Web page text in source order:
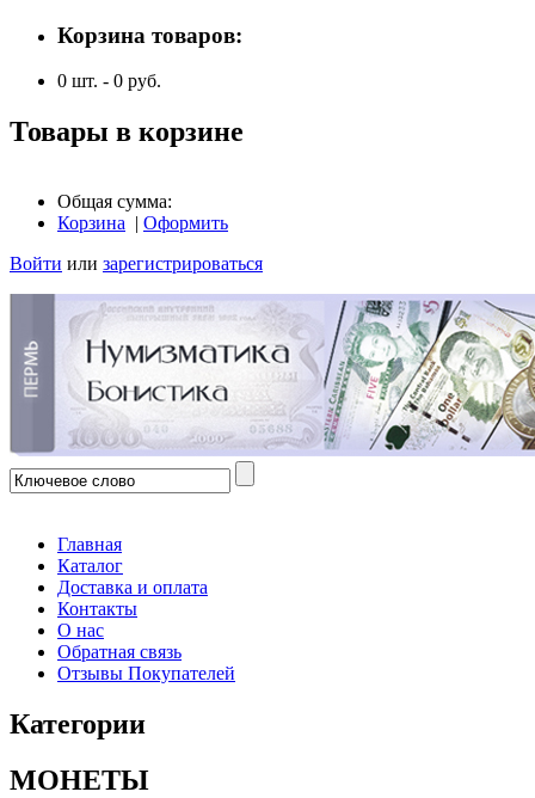
Корзина товаров:
0 шт. - 0 руб.
Товары в корзине
Общая сумма:
Корзина | Оформить
Войти или зарегистрироваться
Главная
Каталог
Доставка и оплата
Контакты
О нас
Обратная связь
Отзывы Покупателей
Категории
МОНЕТЫ